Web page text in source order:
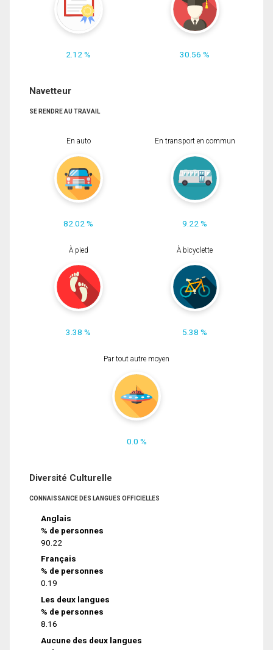
2.12 % 30.56 %
Navetteur
SE RENDRE AU TRAVAIL
En auto
82.02 %
En transport en commun
9.22 %
À pied
3.38 %
À bicyclette
5.38 %
Par tout autre moyen
0.0 %
Diversité Culturelle
CONNAISSANCE DES LANGUES OFFICIELLES
Anglais
% de personnes
90.22
Français
% de personnes
0.19
Les deux langues
% de personnes
8.16
Aucune des deux langues